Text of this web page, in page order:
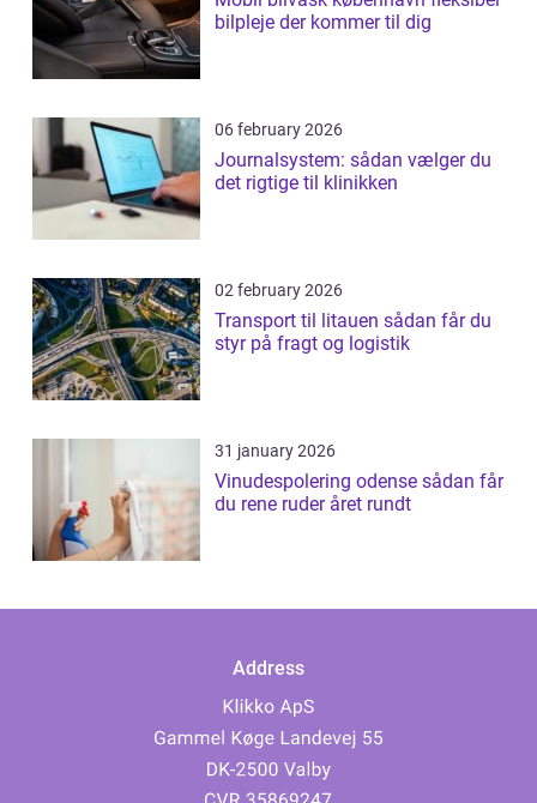
bilpleje der kommer til dig
06 february 2026
Journalsystem: sådan vælger du
det rigtige til klinikken
02 february 2026
Transport til litauen sådan får du
styr på fragt og logistik
31 january 2026
Vinudespolering odense sådan får
du rene ruder året rundt
Address